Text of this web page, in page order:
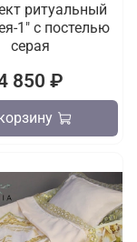
ритуальный
1" с постелью
серая
850 ₽